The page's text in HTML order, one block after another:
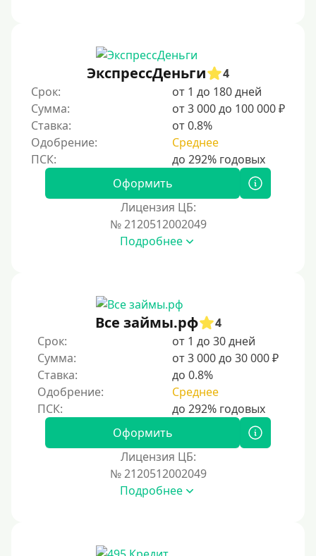
ЭкспрессДеньги
4
Срок:
от 1 до 180 дней
Сумма:
от 3 000 до 100 000 ₽
Ставка:
от 0.8%
Одобрение:
Среднее
Оформить
Лицензия ЦБ:
№ 2120512002049
Подробнее
Все займы.рф
4
Срок:
от 1 до 30 дней
Сумма:
от 3 000 до 30 000 ₽
Ставка:
до 0.8%
Одобрение:
Среднее
Оформить
Лицензия ЦБ:
№ 2120512002049
Подробнее